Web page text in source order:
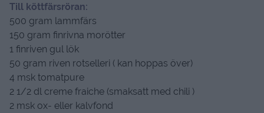
Till köttfärsröran:
500 gram lammfärs
150 gram finrivna morötter
1 finriven gul lök
50 gram riven rotselleri ( kan hoppas över)
4 msk tomatpure
2 1/2 dl creme fraiche (smaksatt med chili )
2 msk ox- eller kalvfond